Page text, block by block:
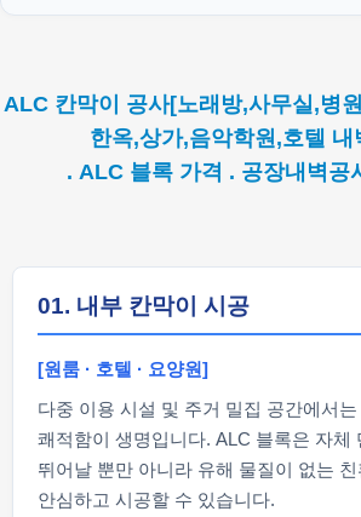
ALC 칸막이 공사[노래방,사무실,병
한옥,상가,음악학원,호텔 내
. ALC 블록 가격 . 공장내벽공
01. 내부 칸막이 시공
[원룸 · 호텔 · 요양원]
다중 이용 시설 및 주거 밀집 공간에서
쾌적함이 생명입니다. ALC 블록은 자체
뛰어날 뿐만 아니라 유해 물질이 없는
안심하고 시공할 수 있습니다.